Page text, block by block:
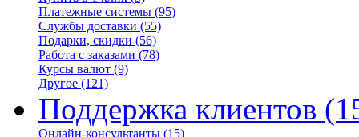
Платежные системы (95)
Службы доставки (55)
Подарки, скидки (56)
Работа с заказами (78)
Курсы валют (9)
Другое (121)
Поддержка клиентов
Онлайн-консультанты (15)